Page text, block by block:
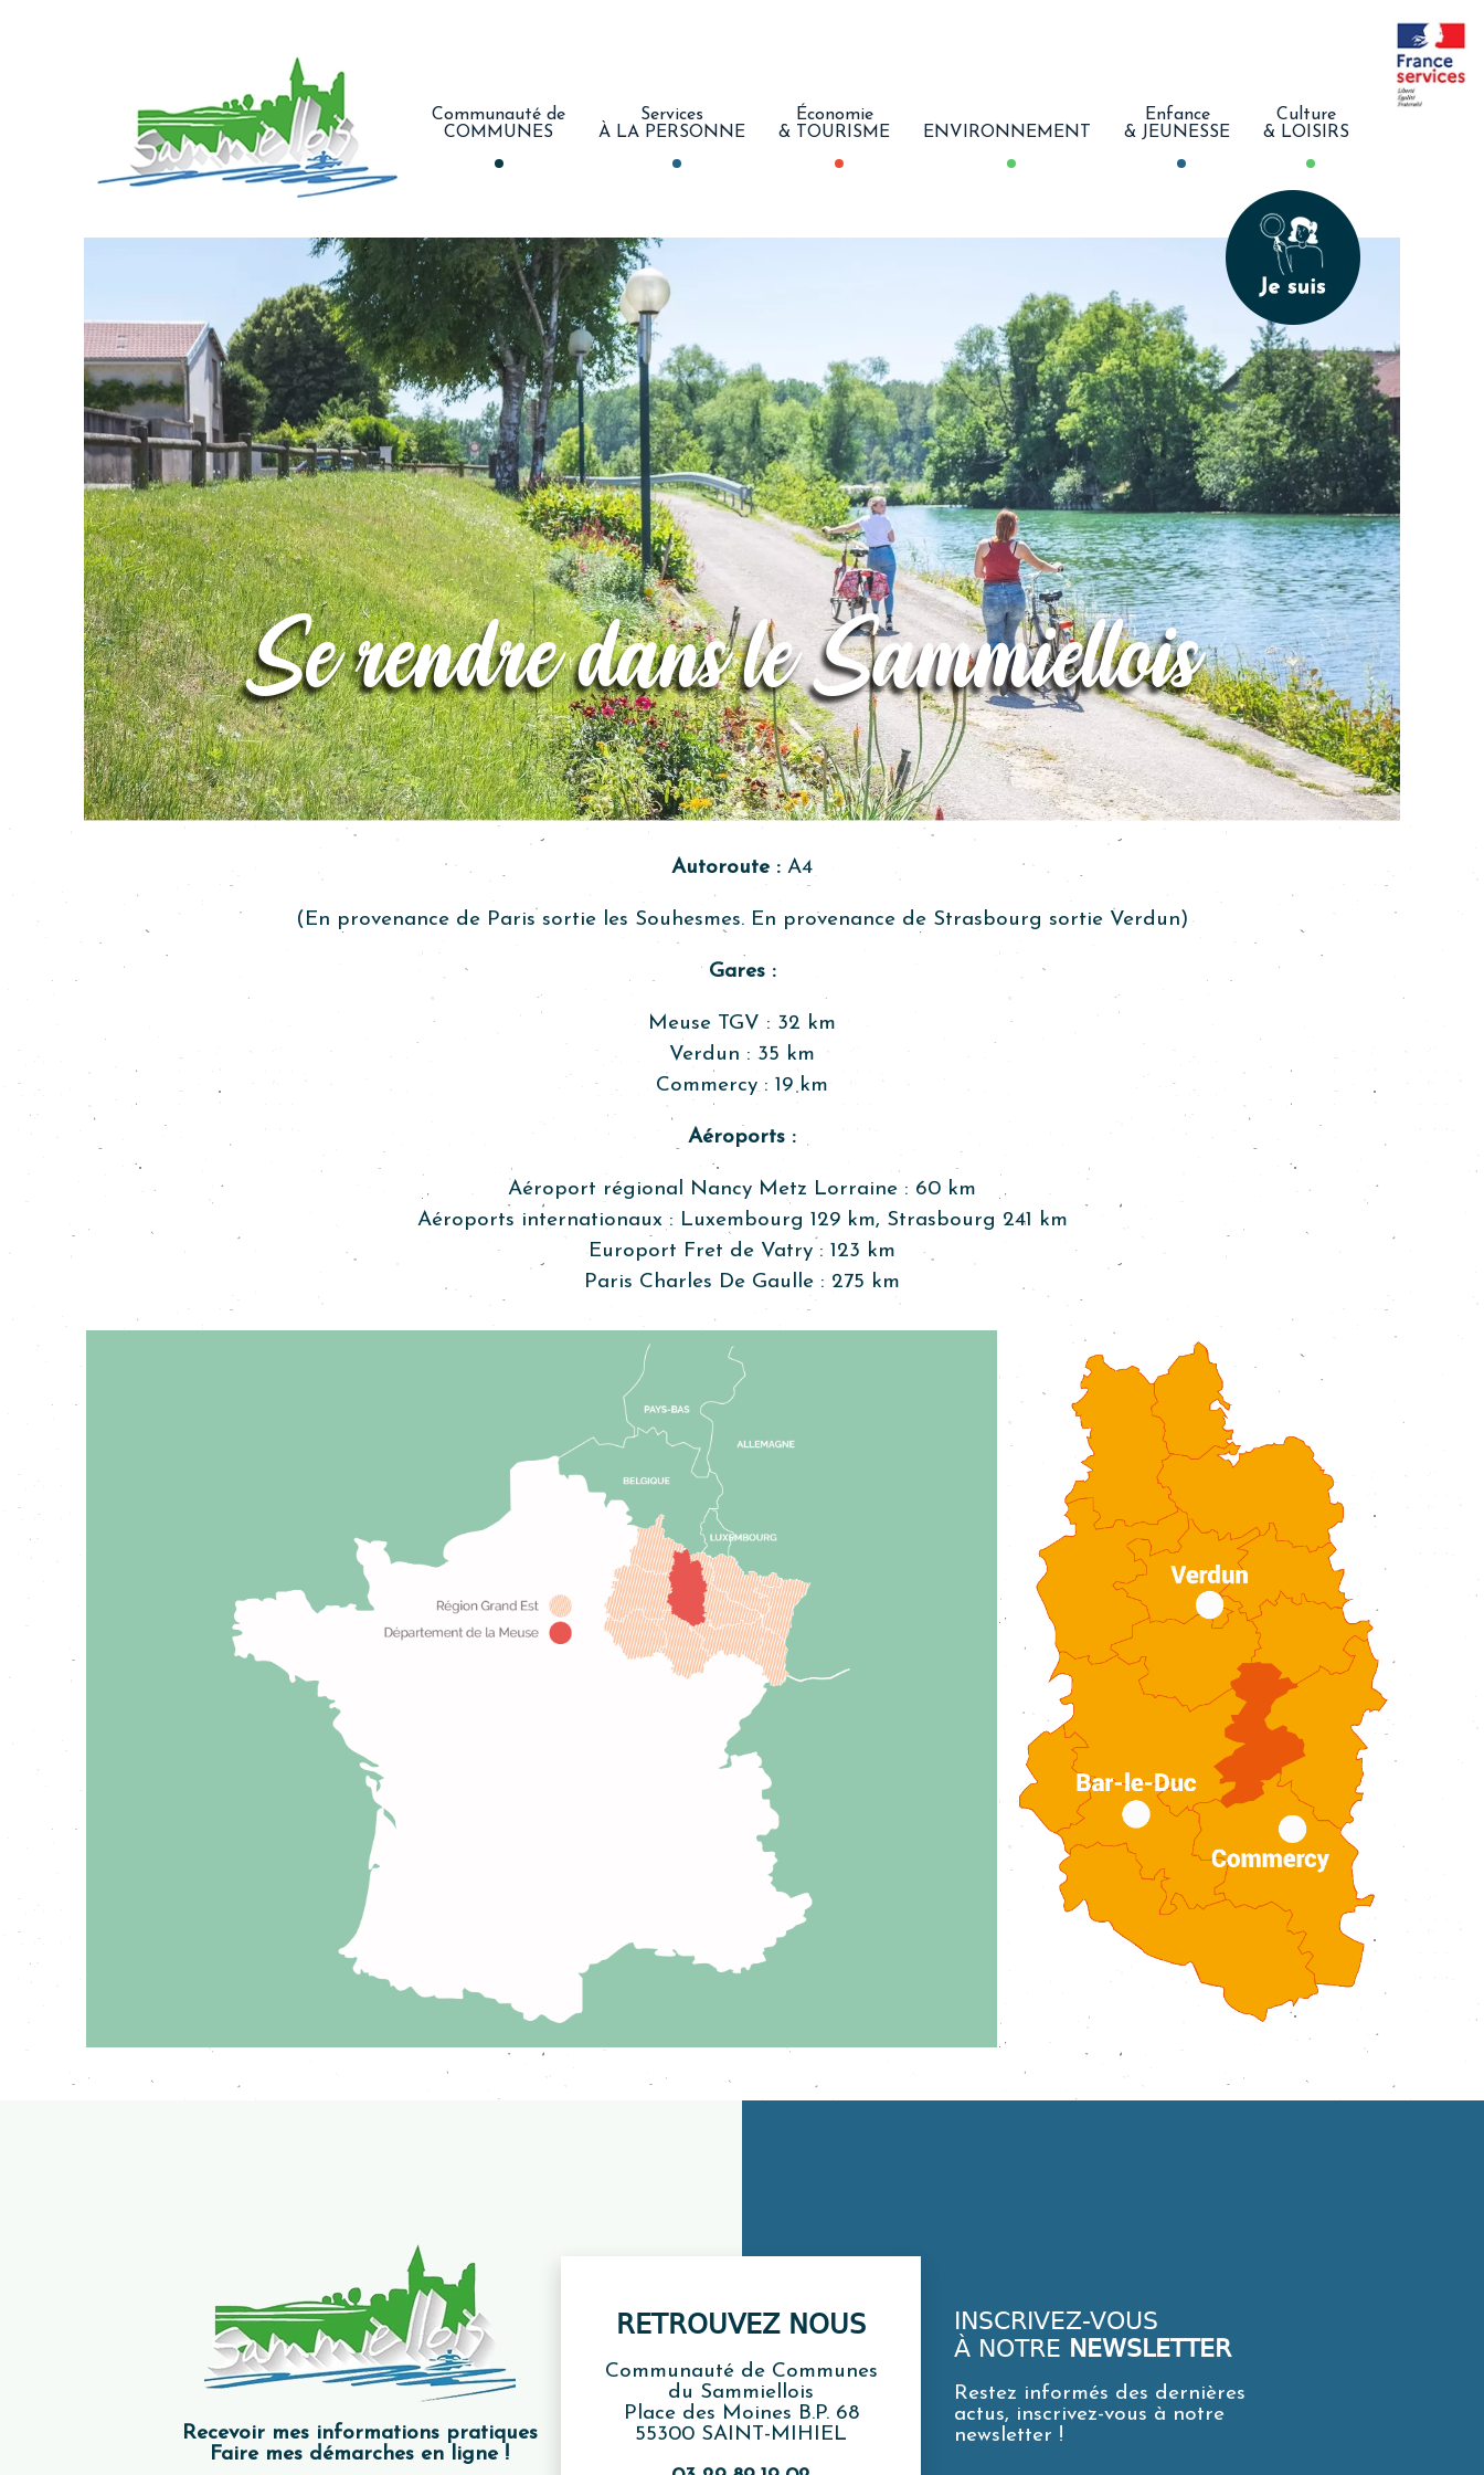
Communauté de
COMMUNES
Services
À LA PERSONNE
Économie
& TOURISME
ENVIRONNEMENT
Enfance
& JEUNESSE
Culture
& LOISIRS
Se rendre dans le Sammiellois
Autoroute : A4
(En provenance de Paris sortie les Souhesmes. En provenance de Strasbourg sortie Verdun)
Gares :
Meuse TGV : 32 km
Verdun : 35 km
Commercy : 19 km
Aéroports :
Aéroport régional Nancy Metz Lorraine : 60 km
Aéroports internationaux : Luxembourg 129 km, Strasbourg 241 km
Europort Fret de Vatry : 123 km
Paris Charles De Gaulle : 275 km
Recevoir mes informations pratiques
Faire mes démarches en ligne !
RETROUVEZ NOUS
Communauté de Communes
du Sammiellois
Place des Moines B.P. 68
55300 SAINT-MIHIEL
INSCRIVEZ-VOUS
À NOTRE NEWSLETTER
Restez informés des dernières
actus, inscrivez-vous à notre
newsletter !